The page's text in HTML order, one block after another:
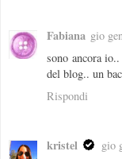
Fabiana gio
sono ancora
del blog.. un
Rispondi
kristel
gio